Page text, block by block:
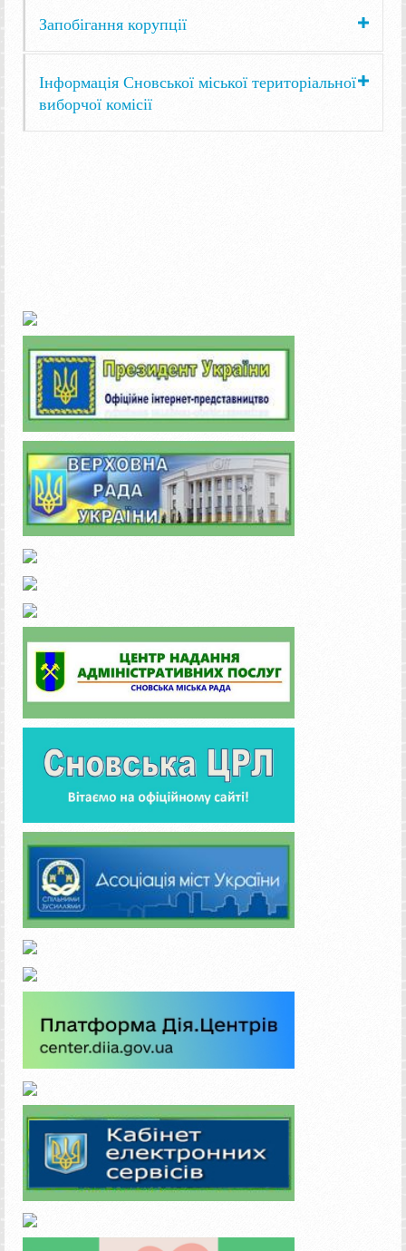
Запобігання корупції
Інформація Сновської міської територіальної
виборчої комісії